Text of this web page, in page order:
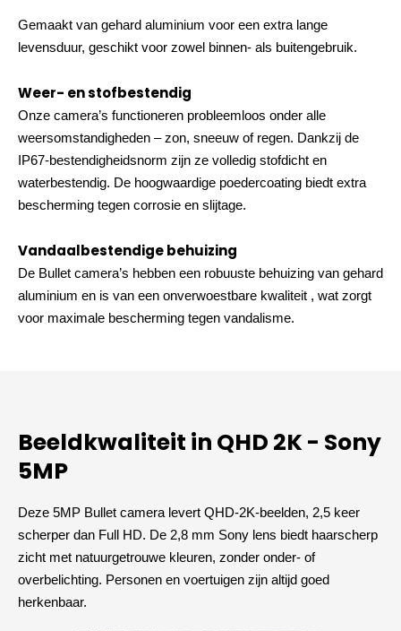
Gemaakt van gehard aluminium voor een extra lange
levensduur, geschikt voor zowel binnen- als buitengebruik.
Weer- en stofbestendig
Onze camera’s functioneren probleemloos onder alle
weersomstandigheden – zon, sneeuw of regen. Dankzij de
IP67-bestendigheidsnorm zijn ze volledig stofdicht en
waterbestendig. De hoogwaardige poedercoating biedt extra
bescherming tegen corrosie en slijtage.
Vandaalbestendige behuizing
De Bullet camera’s hebben een robuuste behuizing van gehard
aluminium en is van een onverwoestbare kwaliteit , wat zorgt
voor maximale bescherming tegen vandalisme.
Beeldkwaliteit in QHD 2K - Sony
5MP
Deze 5MP Bullet camera levert QHD-2K-beelden, 2,5 keer
scherper dan Full HD. De 2,8 mm Sony lens biedt haarscherp
zicht met natuurgetrouwe kleuren, zonder onder- of
overbelichting. Personen en voertuigen zijn altijd goed
herkenbaar.